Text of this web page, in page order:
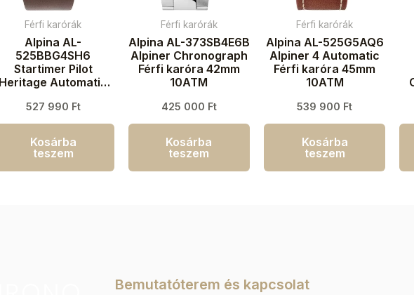
Férfi karórák
Alpina AL-
525BBG4SH6
Startimer Pilot
Heritage Automatic
3ATM
527 990 Ft
Kosárba
teszem
Férfi karórák
Alpina AL-373SB4E6B
Alpiner Chronograph
Férfi karóra 42mm
10ATM
425 000 Ft
Kosárba
teszem
Férfi karórák
Alpina AL-525G5AQ6
Alpiner 4 Automatic
Férfi karóra 45mm
10ATM
539 900 Ft
Kosárba
teszem
Bemutatóterem és kapcsolat